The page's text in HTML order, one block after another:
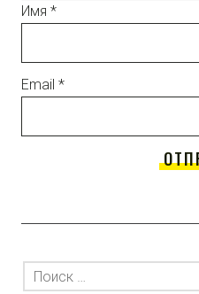
Имя *
Email *